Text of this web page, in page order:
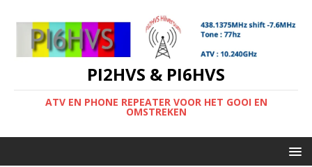
PI2HVS & PI6HVS
ATV EN PHONE REPEATER VOOR HET GOOI EN
OMSTREKEN